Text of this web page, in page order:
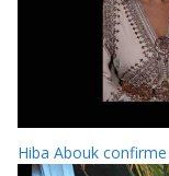
Hiba Abouk